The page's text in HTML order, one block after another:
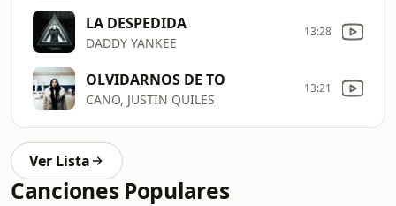
LA DESPEDIDA
DADDY YANKEE
13:28
OLVIDARNOS DE TO
CANO, JUSTIN QUILES
13:21
Ver Lista
Canciones Populares